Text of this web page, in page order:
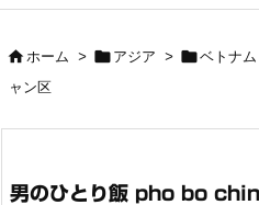
ホーム >  アジア > ベトナム
ャン区
男のひとり飯 pho bo chin